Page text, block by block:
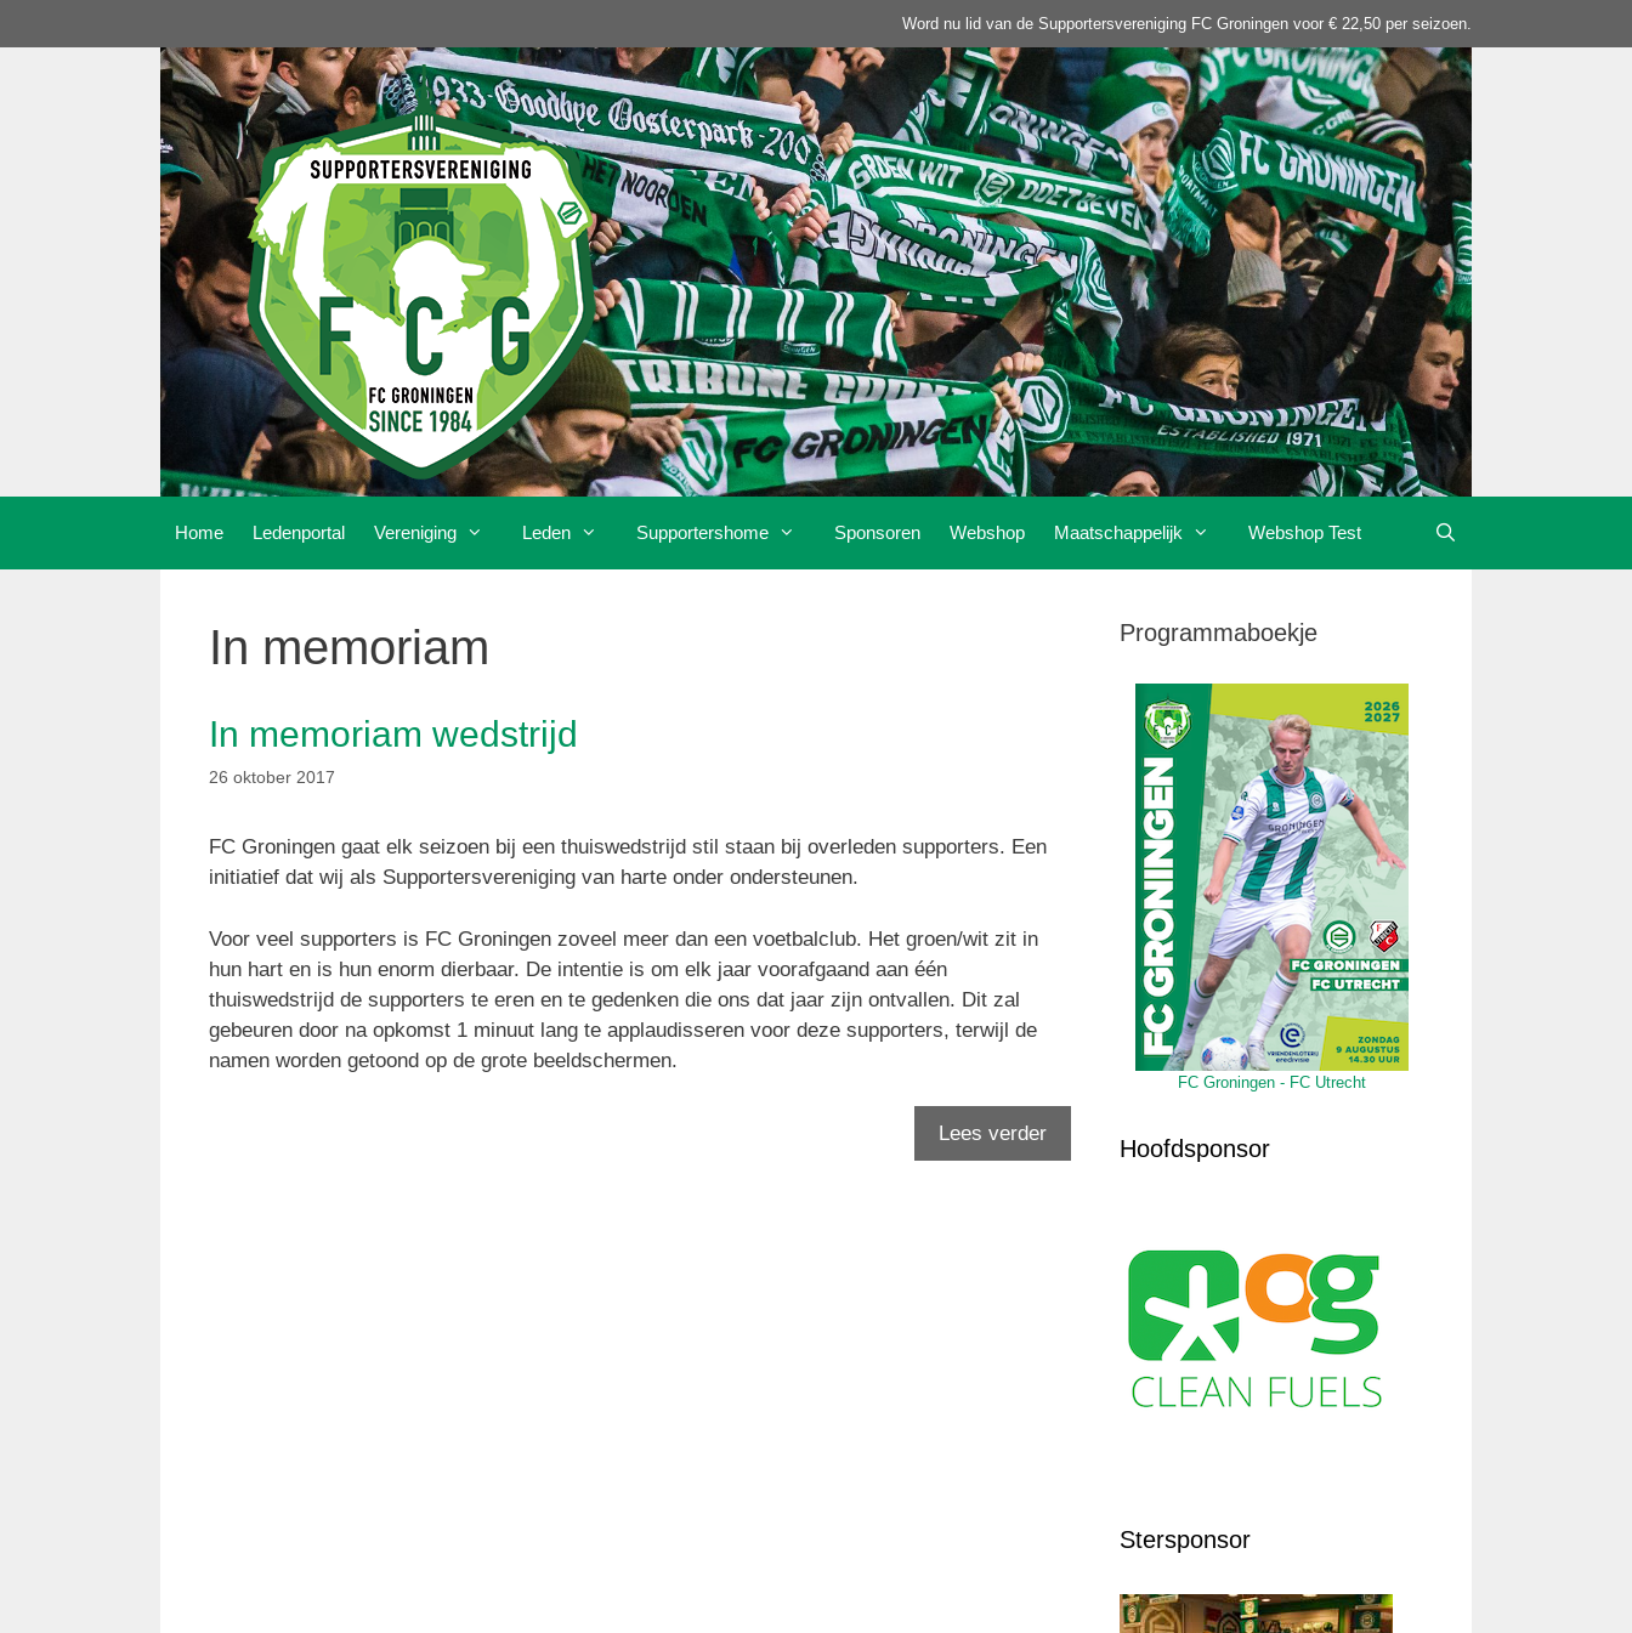
naar
Word nu lid van de Supportersvereniging FC Groningen voor € 22,50 per seizoen.
Home Ledenportal Vereniging Leden Supportershome Sponsoren Webshop Maatschappelijk Webshop Test
In memoriam
In memoriam wedstrijd
26 oktober 2017
FC Groningen gaat elk seizoen bij een thuiswedstrijd stil staan bij overleden supporters. Een
initiatief dat wij als Supportersvereniging van harte onder ondersteunen.
Voor veel supporters is FC Groningen zoveel meer dan een voetbalclub. Het groen/wit zit in
hun hart en is hun enorm dierbaar. De intentie is om elk jaar voorafgaand aan één
thuiswedstrijd de supporters te eren en te gedenken die ons dat jaar zijn ontvallen. Dit zal
gebeuren door na opkomst 1 minuut lang te applaudisseren voor deze supporters, terwijl de
namen worden getoond op de grote beeldschermen.
Lees verder
Programmaboekje
FC Groningen - FC Utrecht
Hoofdsponsor
Stersponsor